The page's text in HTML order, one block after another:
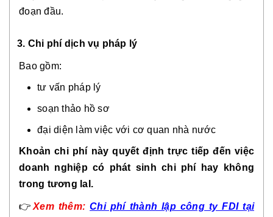
đoạn đầu.
3. Chi phí dịch vụ pháp lý
Bao gồm:
tư vấn pháp lý
soạn thảo hồ sơ
đại diện làm việc với cơ quan nhà nước
Khoản chi phí này quyết định trực tiếp đến việc
doanh nghiệp có phát sinh chi phí hay không
trong tương laI.
👉Xem thêm:Chi phí thành lập công ty FDI tại